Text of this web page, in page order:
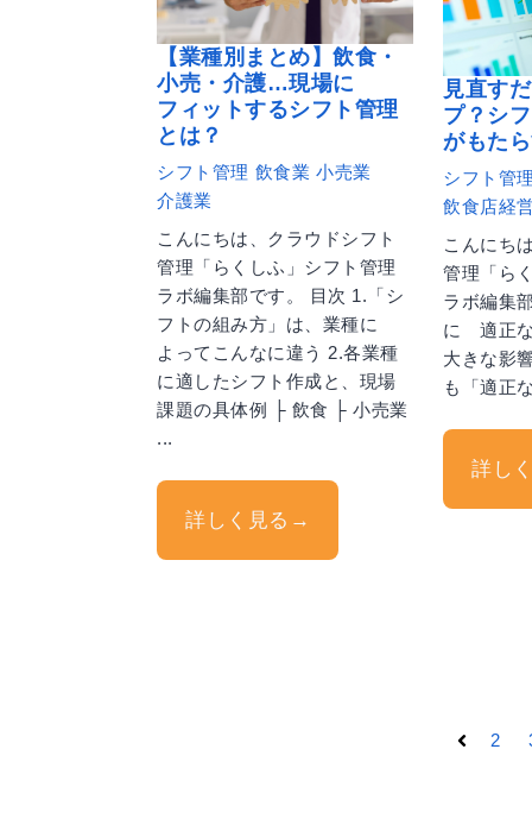
【業種別まとめ】飲食・
小売・介護…現場に
フィットするシフト管理
とは？
シフト管理 飲食業 小売業
介護業
こんにちは、クラウドシフト
管理「らくしふ」シフト管理
ラボ編集部です。 目次 1.「シ
フトの組み方」は、業種に
よってこんなに違う 2.各業種
に適したシフト作成と、現場
課題の具体例 ├ 飲食 ├ 小売業
...
詳しく見る→
見直す
プ？シ
がもた
シフト管
飲食店経
こんにち
管理「ら
ラボ編集
に 適正
大きな影
も「適正
詳し
2